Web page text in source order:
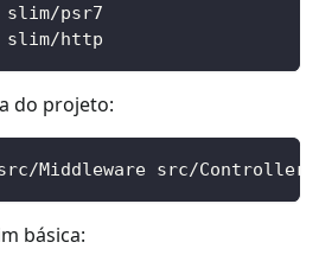
psr7
slim/http
do projeto:
Middleware src/Controllers
básica: